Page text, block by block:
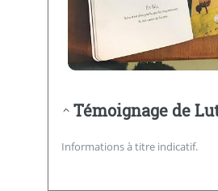
Témoignage de
Informations à titre indicatif.